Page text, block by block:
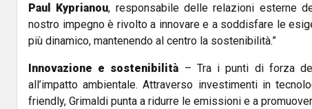
Paul Kyprianou, responsabile delle relazioni esterne
nostro impegno è rivolto a innovare e a soddisfare le
più dinamico, mantenendo al centro la sostenibilità.”
Innovazione e sostenibilità – Tra i punti di forza
all’impatto ambientale. Attraverso investimenti in
friendly, Grimaldi punta a ridurre le emissioni e a